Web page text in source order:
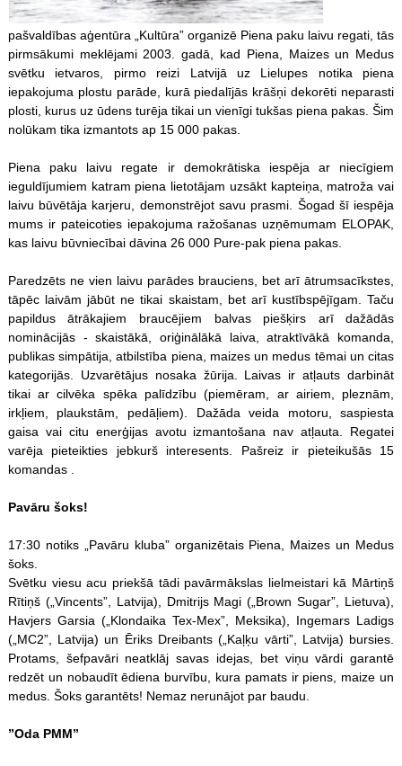
pašvaldības aģentūra „Kultūra” organizē Piena paku laivu regati, tās
pirmsākumi meklējami 2003. gadā, kad Piena, Maizes un Medus
svētku ietvaros, pirmo reizi Latvijā uz Lielupes notika piena
iepakojuma plostu parāde, kurā piedalījās krāšņi dekorēti neparasti
plosti, kurus uz ūdens turēja tikai un vienīgi tukšas piena pakas. Šim
nolūkam tika izmantots ap 15 000 pakas.
Piena paku laivu regate ir demokrātiska iespēja ar niecīgiem
ieguldījumiem katram piena lietotājam uzsākt kapteiņa, matroža vai
laivu būvētāja karjeru, demonstrējot savu prasmi. Šogad šī iespēja
mums ir pateicoties iepakojuma ražošanas uzņēmumam ELOPAK,
kas laivu būvniecībai dāvina 26 000 Pure-pak piena pakas.
Paredzēts ne vien laivu parādes brauciens, bet arī ātrumsacīkstes,
tāpēc laivām jābūt ne tikai skaistam, bet arī kustībspējīgam. Taču
papildus ātrākajiem braucējiem balvas piešķirs arī dažādās
nominācijās - skaistākā, oriģinālākā laiva, atraktīvākā komanda,
publikas simpātija, atbilstība piena, maizes un medus tēmai un citas
kategorijās. Uzvarētājus nosaka žūrija. Laivas ir atļauts darbināt
tikai ar cilvēka spēka palīdzību (piemēram, ar airiem, pleznām,
irkļiem, plaukstām, pedāļiem). Dažāda veida motoru, saspiesta
gaisa vai citu enerģijas avotu izmantošana nav atļauta. Regatei
varēja pieteikties jebkurš interesents. Pašreiz ir pieteikušās 15
komandas .
Pavāru šoks!
17:30 notiks „Pavāru kluba” organizētais Piena, Maizes un Medus
šoks.
Svētku viesu acu priekšā tādi pavārmākslas lielmeistari kā Mārtiņš
Rītiņš („Vincents”, Latvija), Dmitrijs Magi („Brown Sugar”, Lietuva),
Havjers Garsia („Klondaika Tex-Mex”, Meksika), Ingemars Ladigs
(„MC2”, Latvija) un Ēriks Dreibants („Kaļķu vārti”, Latvija) bursies.
Protams, šefpavāri neatklāj savas idejas, bet viņu vārdi garantē
redzēt un nobaudīt ēdiena burvību, kura pamats ir piens, maize un
medus. Šoks garantēts! Nemaz nerunājot par baudu.
”Oda PMM”